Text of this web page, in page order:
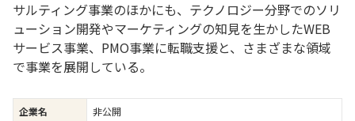
サルティング事業のほかにも、テクノロジー分野でのソリ
ューション開発やマーケティングの知⾒を⽣かしたWEB
サービス事業、PMO事業に転職⽀援と、さまざまな領域
で事業を展開している。
企業名
非公開